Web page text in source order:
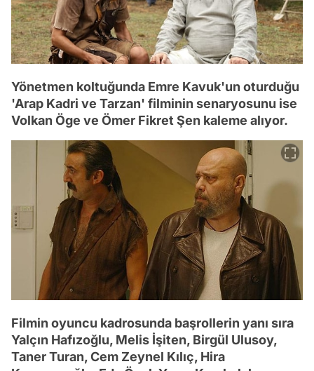
Yönetmen koltuğunda Emre Kavuk'un oturduğu
'Arap Kadri ve Tarzan' filminin senaryosunu ise
Volkan Öge ve Ömer Fikret Şen kaleme alıyor.
Filmin oyuncu kadrosunda başrollerin yanı sıra
Yalçın Hafızoğlu, Melis İşiten, Birgül Ulusoy,
Taner Turan, Cem Zeynel Kılıç, Hira